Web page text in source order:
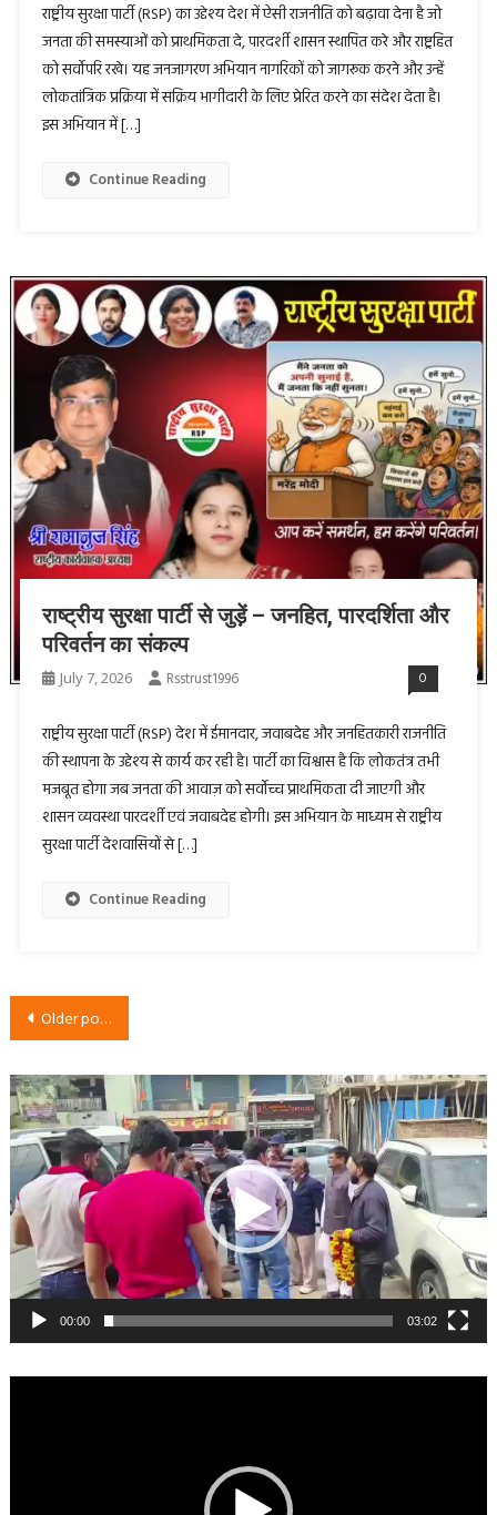
राष्ट्रीय सुरक्षा पार्टी (RSP) का उद्देश्य देश में ऐसी राजनीति को बढ़ावा देना है जो
जनता की समस्याओं को प्राथमिकता दे, पारदर्शी शासन स्थापित करे और राष्ट्रहित
को सर्वोपरि रखे। यह जनजागरण अभियान नागरिकों को जागरूक करने और उन्हें
लोकतांत्रिक प्रक्रिया में सक्रिय भागीदारी के लिए प्रेरित करने का संदेश देता है।
इस अभियान में […]
Continue Reading
राष्ट्रीय सुरक्षा पार्टी से जुड़ें – जनहित, पारदर्शिता और
परिवर्तन का संकल्प
July 7, 2026 Rsstrust1996 0
राष्ट्रीय सुरक्षा पार्टी (RSP) देश में ईमानदार, जवाबदेह और जनहितकारी राजनीति
की स्थापना के उद्देश्य से कार्य कर रही है। पार्टी का विश्वास है कि लोकतंत्र तभी
मजबूत होगा जब जनता की आवाज़ को सर्वोच्च प्राथमिकता दी जाएगी और
शासन व्यवस्था पारदर्शी एवं जवाबदेह होगी। इस अभियान के माध्यम से राष्ट्रीय
सुरक्षा पार्टी देशवासियों से […]
Continue Reading
Posts
Older posts
Video
Player
00:00 03:02